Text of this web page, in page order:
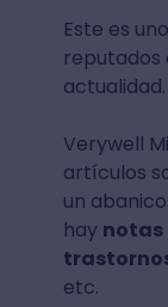
Este es
reputados
actualidad.
Verywell
artículos
un
hay notas
etc.